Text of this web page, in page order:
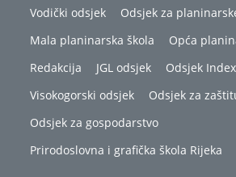
Vodički odsjek
Odsjek za
Mala planinarska škola
Opća
Redakcija
JGL odsjek
Odsjek Index
Visokogorski odsjek
Odsjek za
Odsjek za gospodarstvo
Prirodoslovna i grafička škola Rijeka